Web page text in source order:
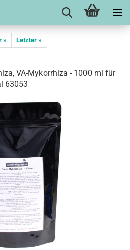
»
Letzter »
VA-Mykorrhiza - 1000 ml für
63053